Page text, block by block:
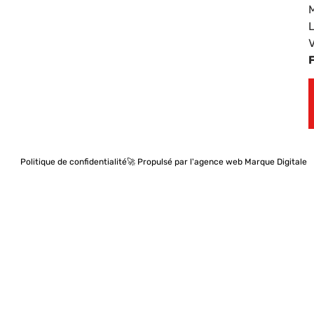
Politique de confidentialité🚀 Propulsé par l'agence web Marque Digitale